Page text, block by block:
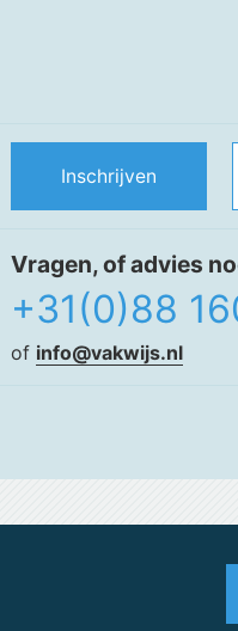
Inschrijven
Vragen, of advies
+31(0)88
of info@vakwijs.nl